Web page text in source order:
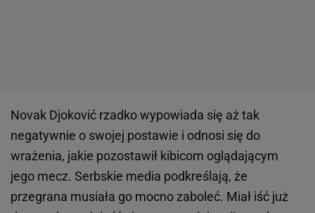
Novak Djoković rzadko wypowiada się aż tak
negatywnie o swojej postawie i odnosi się do
wrażenia, jakie pozostawił kibicom oglądającym
jego mecz. Serbskie media podkreślają, że
przegrana musiała go mocno zaboleć. Miał iść już